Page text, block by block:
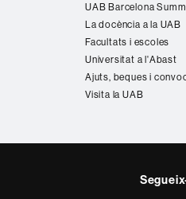
UAB Barcelona
La docència a la UAB
Facultats i escoles
Universitat a l'Abast
Ajuts, beques i
Visita la UAB